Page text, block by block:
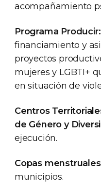
acompañamiento
Programa Producir:
financiamiento y
proyectos
mujeres y LGBTI+
en situación de
Centros
de Género y
ejecución.
Copas
municipios.